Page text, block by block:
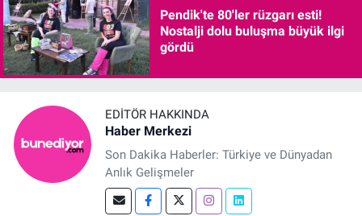
Pendik'te 80'ler rüzgarı esti!
Nostalji dolu buluşma büyük ilgi
gördü
EDITÖR HAKKINDA
Haber Merkezi
Son Dakika Haberler: Türkiye ve Dünyadan
Anlık Gelişmeler